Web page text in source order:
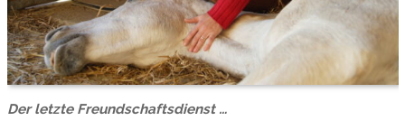
Der letzte Freundschaftsdienst …